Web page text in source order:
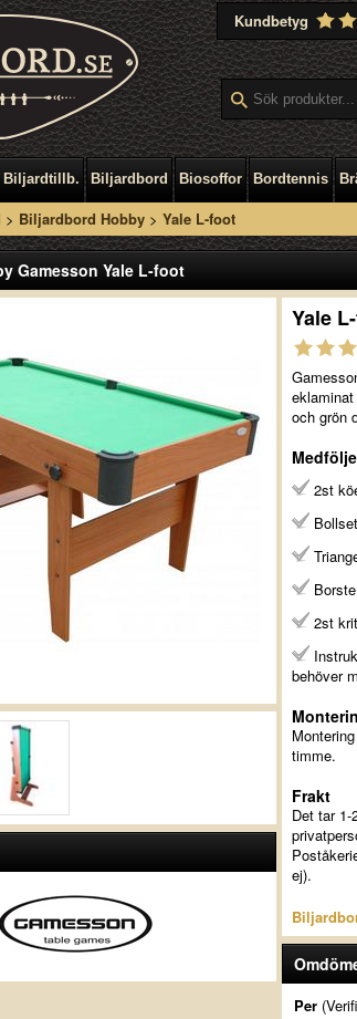
Kundbetyg
Biljardtillb. Biljardbord Biosoffor Bordtennis
> Biljardbord Hobby> Yale L-foot
Gamesson Yale L-foot
Yale
och grön
2st
Borste
2st
behöver
timme.
Frakt
Det tar
ej).
Per